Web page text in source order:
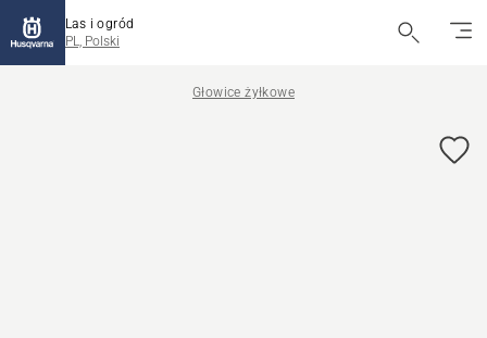
Las i ogród
PL, Polski
Głowice żyłkowe